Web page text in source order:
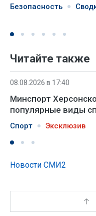
Безопасность
Читайте также
08.08.2026 в 17:40
Минспорт
популярные виды
Спорт Эксклюзив
Новости СМИ2